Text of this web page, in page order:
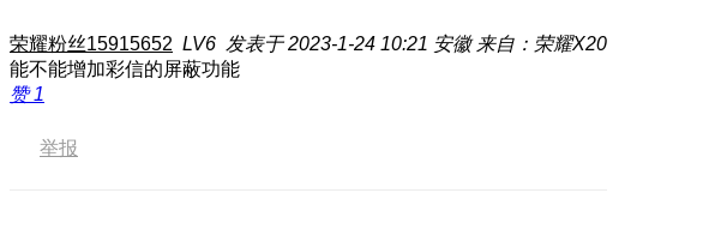
荣耀粉丝15915652 LV6 发表于 2023-1-24 10:21 安徽 来自：荣耀X20
能不能增加彩信的屏蔽功能
赞1
举报